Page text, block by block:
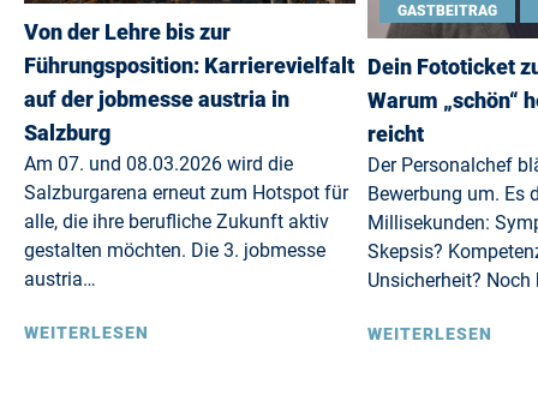
Von der Lehre bis zur
Führungsposition: Karrierevielfalt
auf der jobmesse austria in
Salzburg
Am 07. und 08.03.2026 wird die
Salzburgarena erneut zum Hotspot für
alle, die ihre berufliche Zukunft aktiv
gestalten möchten. Die 3. jobmesse
austria…
WEITERLESEN
GASTBEITRAG
Dein Fototicket
Warum „schön“
reicht
Der Personalchef
Bewerbung um. Es
Millisekunden:
Skepsis?
Unsicherheit?
WEITERLESEN